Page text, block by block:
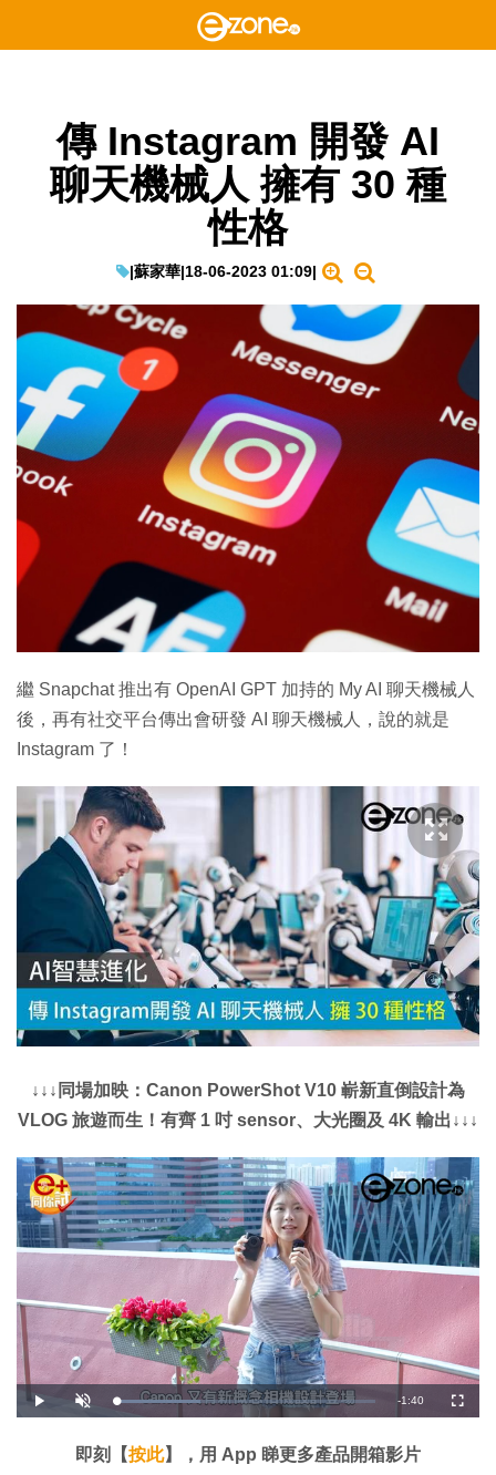
傳 Instagram 開發 AI
聊天機械人 擁有 30 種
性格
|蘇家華|18-06-2023 01:09|
繼 Snapchat 推出有 OpenAI GPT 加持的 My AI 聊天機械人
後，再有社交平台傳出會研發 AI 聊天機械人，說的就是
Instagram 了！
↓↓↓同場加映：Canon PowerShot V10 嶄新直倒設計為
VLOG 旅遊而生！有齊 1 吋 sensor、大光圈及 4K 輸出↓↓↓
播
放
開
啟
載
入
:
3
剩
時
-1:40
全
螢
即刻【按此】，用 App 睇更多產品開箱影片